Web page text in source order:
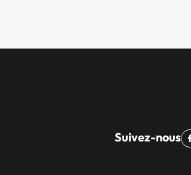
Suivez-nous